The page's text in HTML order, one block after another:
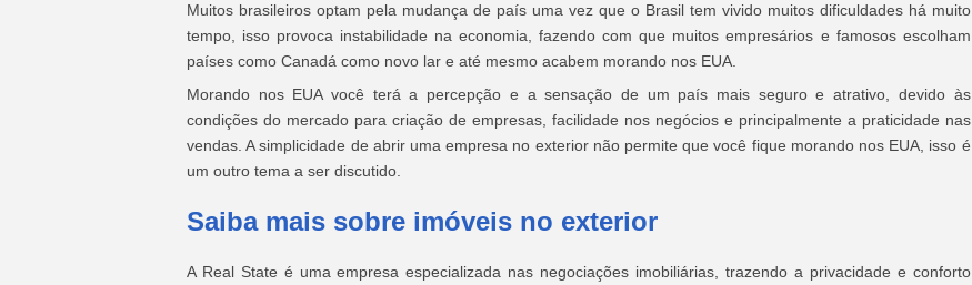
Muitos brasileiros optam pela mudança de país uma vez que o Brasil tem vivido muitos dificuldades há muito
tempo, isso provoca instabilidade na economia, fazendo com que muitos empresários e famosos escolham
países como Canadá como novo lar e até mesmo acabem morando nos EUA.
Morando nos EUA você terá a percepção e a sensação de um país mais seguro e atrativo, devido às
condições do mercado para criação de empresas, facilidade nos negócios e principalmente a praticidade nas
vendas. A simplicidade de abrir uma empresa no exterior não permite que você fique morando nos EUA, isso é
um outro tema a ser discutido.
Saiba mais sobre imóveis no exterior
A Real State é uma empresa especializada nas negociações imobiliárias, trazendo a privacidade e conforto